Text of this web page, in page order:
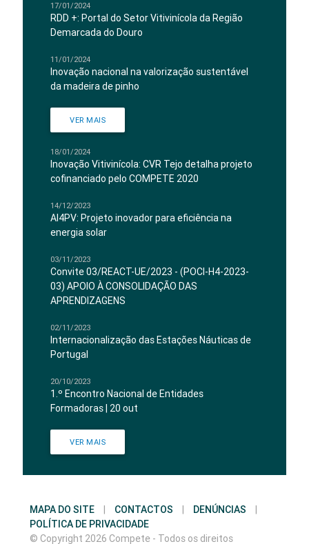
17/01/2024
RDD +: Portal do Setor Vitivinícola da Região
Demarcada do Douro
11/01/2024
Inovação nacional na valorização sustentável
da madeira de pinho
VER MAIS
18/01/2024
Inovação Vitivinícola: CVR Tejo detalha projeto
cofinanciado pelo COMPETE 2020
14/12/2023
AI4PV: Projeto inovador para eficiência na
energia solar
03/11/2023
Convite 03/REACT-UE/2023 - (POCI-H4-2023-
03) APOIO À CONSOLIDAÇÃO DAS
APRENDIZAGENS
02/11/2023
Internacionalização das Estações Náuticas de
Portugal
20/10/2023
1.º Encontro Nacional de Entidades
Formadoras | 20 out
VER MAIS
MAPA DO SITE | CONTACTOS | DENÚNCIAS
|
POLÍTICA DE PRIVACIDADE
© Copyright 2026 Compete - Todos os direitos